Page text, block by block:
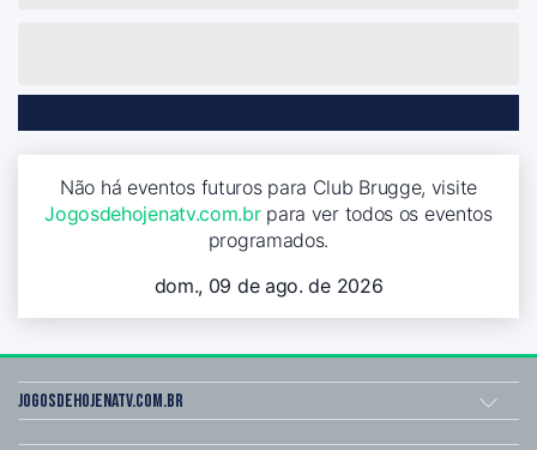
Não há eventos futuros para Club Brugge, visite
Jogosdehojenatv.com.brpara ver todos os eventos
programados.
dom., 09 de ago. de 2026
Jogosdehojenatv.com.br